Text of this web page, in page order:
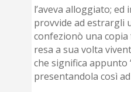
l’aveva alloggiato;
provvide ad estrargli
confezionò una copia
resa a sua volta
che significa appunto
presentandola così